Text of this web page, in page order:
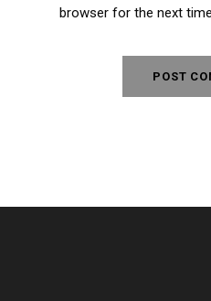
browser for the next